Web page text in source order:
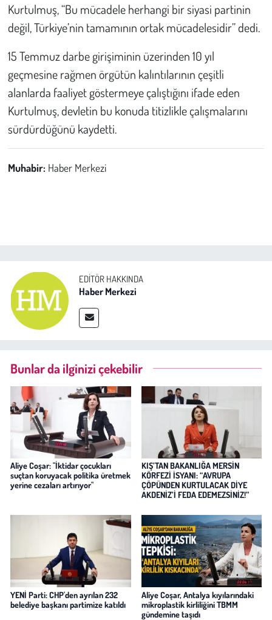
Kurtulmuş, “Bu mücadele herhangi bir siyasi partinin
değil, Türkiye’nin tamamının ortak mücadelesidir” dedi.
15 Temmuz darbe girişiminin üzerinden 10 yıl
geçmesine rağmen örgütün kalıntılarının çeşitli
alanlarda faaliyet göstermeye çalıştığını ifade eden
Kurtulmuş, devletin bu konuda titizlikle çalışmalarını
sürdürdüğünü kaydetti.
Muhabir: Haber Merkezi
EDITÖR HAKKINDA
Haber Merkezi
Bunlar da ilginizi çekebilir
Aliye Coşar: "İktidar çocukları
suçtan koruyacak politika üretmek
yerine cezaları artırıyor"
KIŞ’TAN BAKANLIĞA MERSİN
KÖRFEZİ İSYANI: “AVRUPA
ÇÖPÜNDEN KURTULACAK DİYE
AKDENİZ’İ FEDA EDEMEZSİNİZ!”
YENİ Parti: CHP'den ayrılan 232
belediye başkanı partimize katıldı
Aliye Coşar, Antalya kıyılarındaki
mikroplastik kirliliğini TBMM
gündemine taşıdı